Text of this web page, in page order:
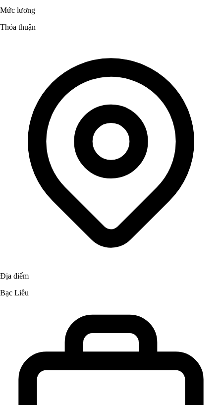
Mức lương
Thỏa thuận
Địa điểm
Bạc Liêu